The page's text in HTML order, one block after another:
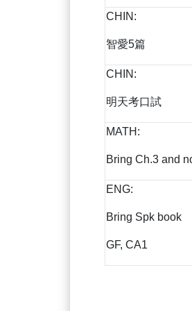
CHIN:
智愛5篇
CHIN:
明天考口試
MATH:
Bring Ch.3 and
ENG:
Bring Spk book
GF, CA1